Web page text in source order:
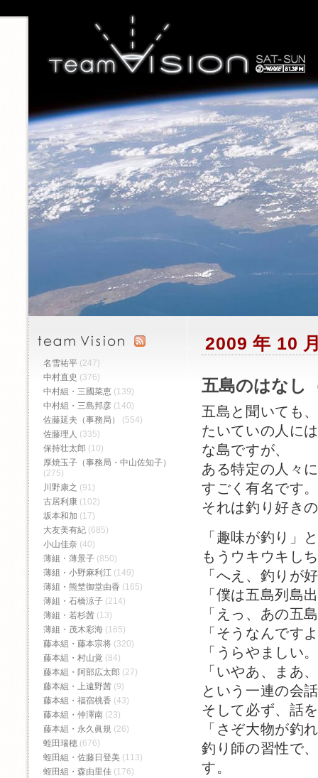
2009 年 10
五島のはなし
五島と聞いても
たいていの人に
な島ですが、
ある特定の人々
すごく有名です
それは釣り好き
「趣味が釣り」
もうウキウキし
「へえ、釣りが
「僕は五島列島
「えっ、あの五
「そうなんです
「うらやましい
「いやあ、まあ
という一連の会
そして必ず、話
「さぞ大物が釣
釣り師の習性で
す。
名雪祐平 (247)
中村直史 (376)
中村組・三國菜恵 (139)
中村組・三島邦彦 (140)
佐藤延夫（事務局）
(554)
佐藤理人 (335)
保持壮太郎 (10)
厚焼玉子（事務局・中山佐知子）
(275)
川野康之 (91)
古居利康 (102)
坂本和加 (17)
大友美有紀 (685)
小山佳奈 (40)
薄組・薄景子 (850)
薄組・小野麻利江 (149)
薄組・熊埜御堂由香 (165)
薄組・石橋涼子 (214)
薄組・若杉茜 (13)
薄組・茂木彩海 (165)
藤本組・藤本宗将 (320)
藤本組・村山覚 (84)
藤本組・阿部広太郎 (27)
藤本組・上遠野茜 (9)
藤本組・福宿桃香‬ (43)
藤本組・仲澤南 (23)
藤本組・永久眞規 (26)
蛭田瑞穂 (676)
蛭田組・佐藤日登美 (113)
蛭田組・森由里佳 (176)